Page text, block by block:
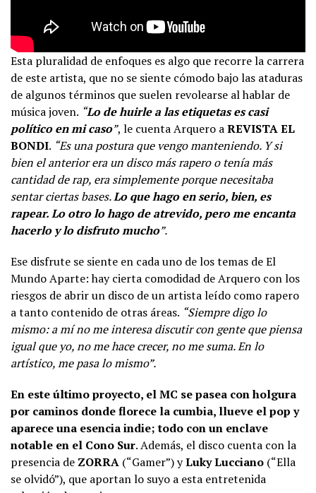
Esta pluralidad de enfoques es algo que recorre la carrera
de este artista, que no se siente cómodo bajo las ataduras
de algunos términos que suelen revolearse al hablar de
música joven. “Lo de huirle a las etiquetas es casi
político en mi caso”, le cuenta Arquero aREVISTA EL
BONDI. “Es una postura que vengo manteniendo. Y si
bien el anterior era un disco más rapero o tenía más
cantidad de rap, era simplemente porque necesitaba
sentar ciertas bases.Lo que hago en serio, bien, es
rapear. Lo otro lo hago de atrevido, pero me encanta
hacerlo y lo disfruto mucho”.
Ese disfrute se siente en cada uno de los temas de El
Mundo Aparte: hay cierta comodidad de Arquero con los
riesgos de abrir un disco de un artista leído como rapero
a tanto contenido de otras áreas. “Siempre digo lo
mismo: a mí no me interesa discutir con gente que piensa
igual que yo, no me hace crecer, no me suma. En lo
artístico, me pasa lo mismo”.
En este último proyecto, el MC se pasea con holgura
por caminos donde florece la cumbia, llueve el pop y
aparece una esencia indie; todo con un enclave
notable en el Cono Sur. Además, el disco cuenta con la
presencia de ZORRA (“Gamer”) yLuky Lucciano (“Ella
se olvidó”), que aportan lo suyo a esta entretenida